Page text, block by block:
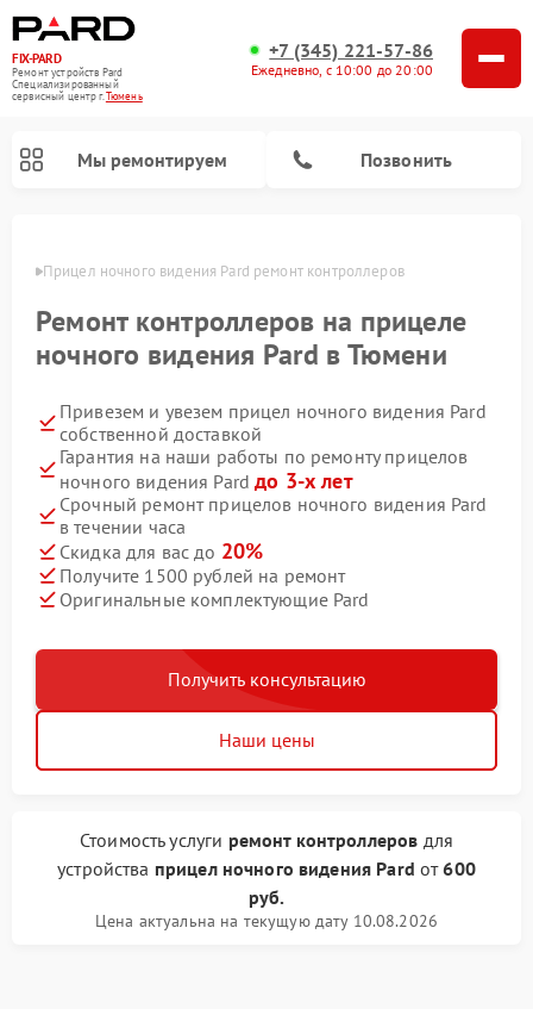
FIX-PARD
Ремонт устройств Pard
Специализированный
cервисный центр г.Тюмень
+7 (345) 221-57-86
Ежедневно, с 10:00 до 20:00
Мы ремонтируем Позвонить
Прицел ночного видения Pard ремонт контроллеров
Ремонт контроллеров на прицеле
ночного видения Pard в Тюмени
Привезем и увезем прицел ночного видения Pard
собственной доставкой
Гарантия на наши работы по ремонту прицелов
ночного видения Pardдо 3-х лет
Срочный ремонт прицелов ночного видения Pard
в течении часа
Скидка для вас до 20%
Получите 1500 рублей на ремонт
Оригинальные комплектующие Pard
Получить консультацию
Наши цены
Стоимость услуги ремонт контроллеров для
устройства прицел ночного видения Pard от600
руб.
Цена актуальна на текущую дату 10.08.2026